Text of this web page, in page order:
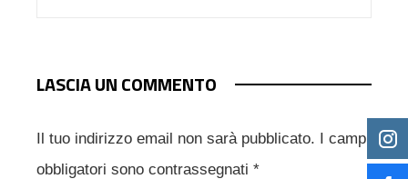
LASCIA UN COMMENTO
Il tuo indirizzo email non sarà pubblicato. I campi
obbligatori sono contrassegnati *